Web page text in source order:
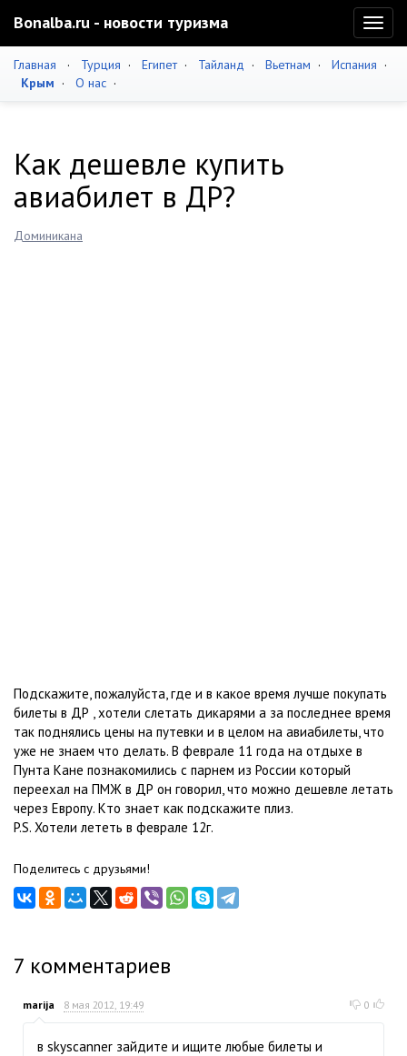
Bonalba.ru - новости туризма
Главная · Турция · Египет· Тайланд · Вьетнам · Испания ·
Крым · О нас ·
Как дешевле купить
авиабилет в ДР?
Доминикана
Подскажите, пожалуйста, где и в какое время лучше покупать
билеты в ДР , хотели слетать дикарями а за последнее время
так поднялись цены на путевки и в целом на авиабилеты, что
уже не знаем что делать. В феврале 11 года на отдыхе в
Пунта Кане познакомились с парнем из России который
переехал на ПМЖ в ДР он говорил, что можно дешевле летать
через Европу. Кто знает как подскажите плиз.
P.S. Хотели лететь в феврале 12г.
Поделитесь с друзьями!
7 комментариев
marija 8 мая 2012, 19:49 0
в skyscanner зайдите и ищите любые билеты и